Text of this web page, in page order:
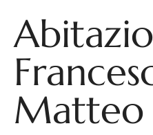
Matteo